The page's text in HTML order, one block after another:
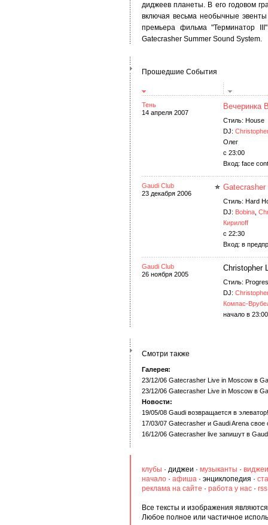
диджеев планеты. В его годовом
включая весьма необычные
премьера фильма "Терминатор
Gatecrasher Summer Sound System.
Прошедшие События
Тень
14 апреля 2007
Вечеринка
Стиль: House
DJ:
Олег
с 23:00
Вход: face
Gaudi Club
23 декабря 2006
Стиль: Hard
DJ: Bobina
Кирилоff
с 22:30
Вход: в
Gaudi Club
26 ноября 2005
Christopher
Стиль:
DJ:
Компас-
начало в 23:00
Смотри также
Галерея:
23/12/06 Gatecrasher Live in Moscow в
23/12/06 Gatecrasher Live in Moscow в
Новости:
19/05/08 Gaudi возвращается в элеватор!
17/03/07 Gatecrasher и Gaudi Arena свое
16/12/06 Gatecrasher live запишут в
клубы · диджеи · музыканты · виджеи
начало · афиша · энциклопедия ·
реклама на сайте · работа у нас ·
Все тексты и изображения
Любое полное или частичное